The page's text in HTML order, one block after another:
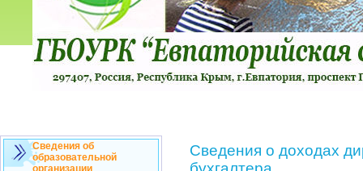
Сведения об
образовательной
организации
Сведения о доходах